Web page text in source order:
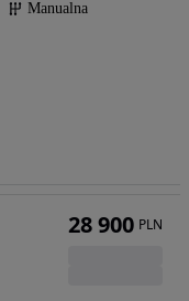
Manualna
28 900 PLN